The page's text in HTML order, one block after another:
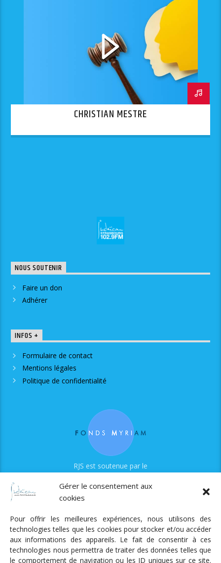
Gérer le consentement aux
cookies
Pour offrir les meilleures expériences, nous utilisons des
technologies telles que les cookies pour stocker et/ou accéder
aux informations des appareils. Le fait de consentir à ces
technologies nous permettra de traiter des données telles que
le comportement de navigation ou les ID uniques sur ce site.
CHRISTIAN MESTRE
NOUS SOUTENIR
Faire un don
Adhérer
INFOS +
Formulaire de contact
Mentions légales
Politique de confidentialité
RJS est soutenue par le
Radio Judaica Strasbourg